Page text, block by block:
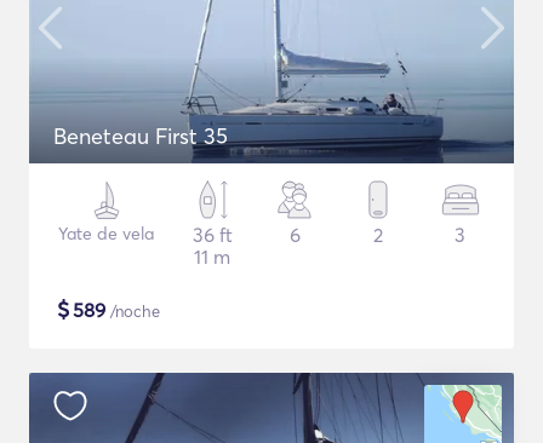
Beneteau First 35
Yate de vela
36 ft
11 m
6 2 3
$589 /noche